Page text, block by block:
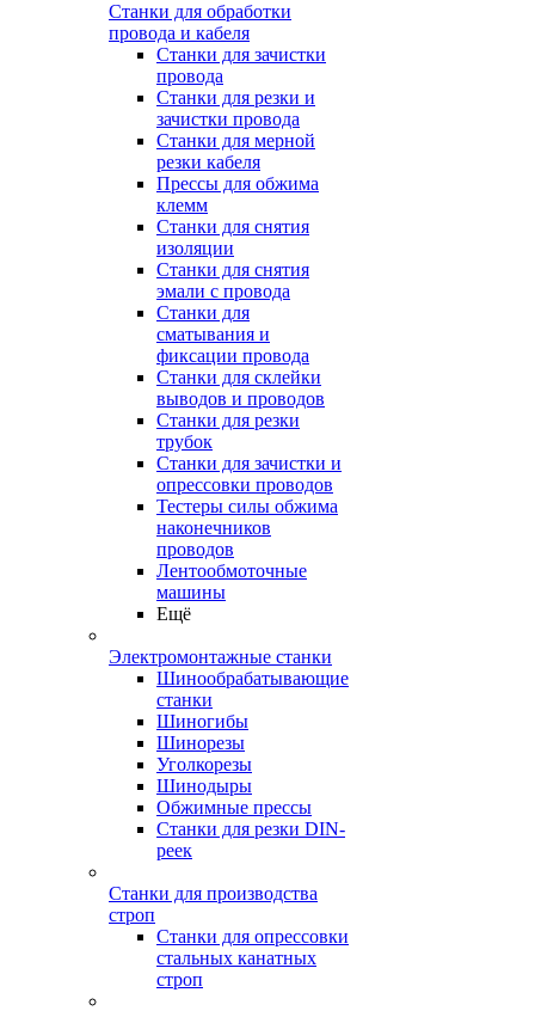
Станки для обработки
провода и кабеля
Станки для зачистки
провода
Станки для резки и
зачистки провода
Станки для мерной
резки кабеля
Прессы для обжима
клемм
Станки для снятия
изоляции
Станки для снятия
эмали с провода
Станки для
сматывания и
фиксации провода
Станки для склейки
выводов и проводов
Станки для резки
трубок
Станки для зачистки и
опрессовки проводов
Тестеры силы обжима
наконечников
проводов
Лентообмоточные
машины
Ещё
Электромонтажные станки
Шинообрабатывающие
станки
Шиногибы
Шинорезы
Уголкорезы
Шинодыры
Обжимные прессы
Станки для резки DIN-
реек
Станки для производства
строп
Станки для опрессовки
стальных канатных
строп